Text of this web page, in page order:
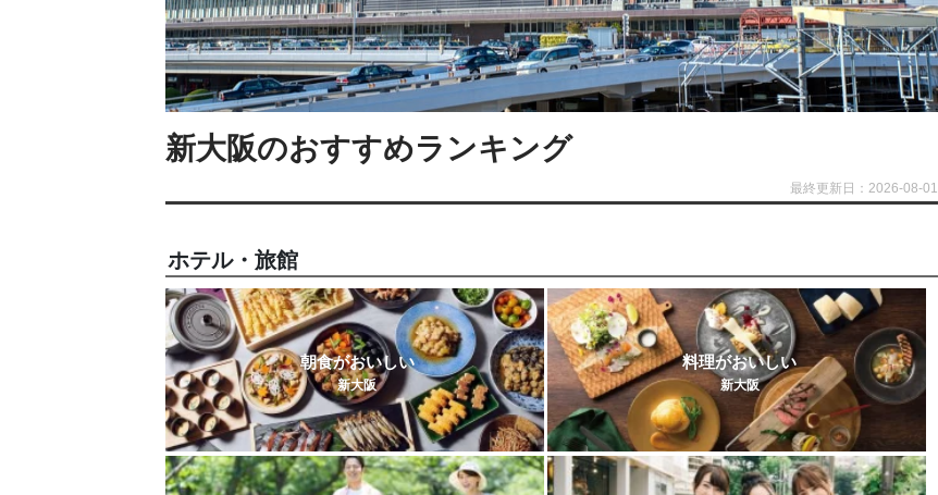
新大阪のおすすめランキング
最終更新日：2026-08-01
ホテル・旅館
朝食がおいしい
新大阪
料理がおいしい
新大阪